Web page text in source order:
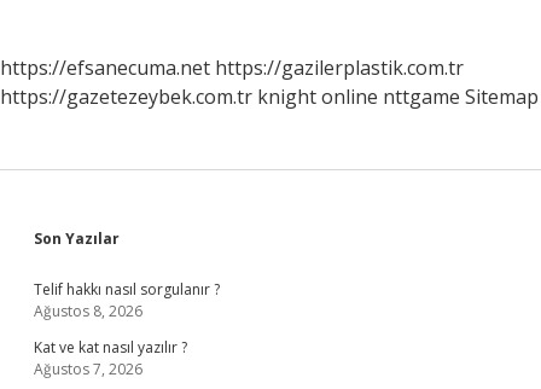
https://efsanecuma.net https://gazilerplastik.com.tr
https://gazetezeybek.com.tr knight online nttgame Sitemap
Sidebar
Son Yazılar
Telif hakkı nasıl sorgulanır ?
Ağustos 8, 2026
Kat ve kat nasıl yazılır ?
Ağustos 7, 2026